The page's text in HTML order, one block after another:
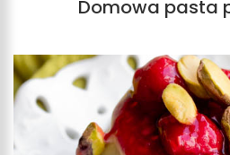
Domowa pasta